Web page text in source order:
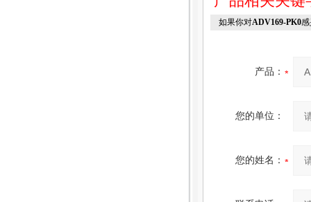
如果你对ADV169-PK0
产品：
您的单位：
您的姓名：